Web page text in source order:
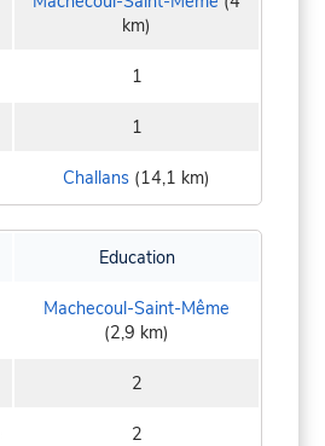
km)
1
1
Challans (14,1 km)
Education
Machecoul-Saint-Même
(2,9 km)
2
2